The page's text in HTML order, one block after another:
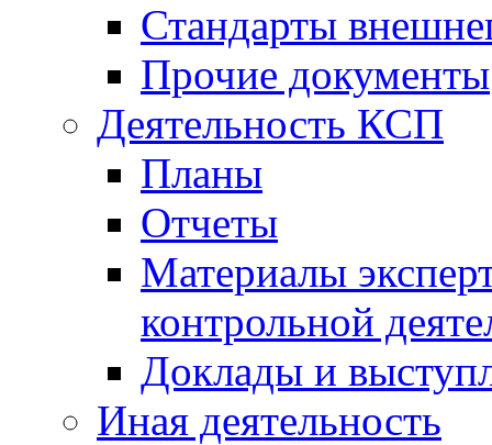
Стандарты
Прочие документы
Деятельность КСП
Планы
Отчеты
Материалы
контрольной
Доклады и
Иная деятельность